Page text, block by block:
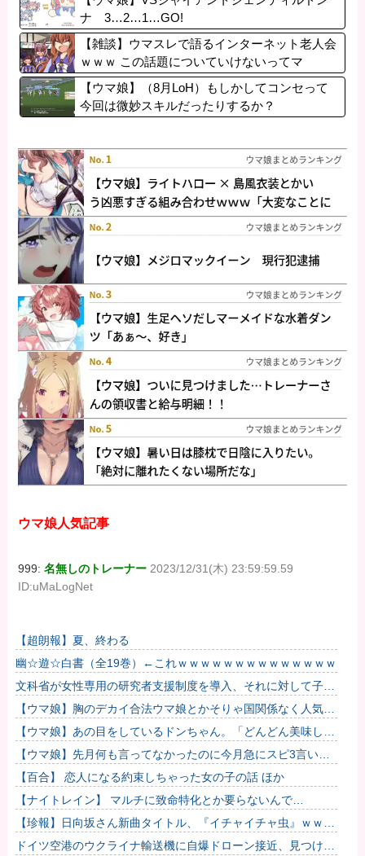
ナ 3…2…1…GO!
【雑談】ウマスレで語るインターネット老人会
ｗｗｗ この話題についていけないってマ
ジ…！？
【ウマ娘】（8月LoH）もしかしてコンセって
今回は微妙スキルだったりするか？
ウマ娘人気記事
999:名無しのトレーナー 2023/12/31(木) 23:59:59.59
ID:uMaLogNet
【超朗報】夏、終わる
幽☆遊☆白書（全19巻）←これｗｗｗｗｗｗｗｗｗｗｗｗｗｗ
文科省が女性専用の研究者支援制度を導入、それに対して子育
て負担に苦しむ若手男性研究者は……
【ウマ娘】胸のデカイ合法ウマ娘とかそりゃ国関係なく人気出
るわな
【ウマ娘】あの目をしているドンちゃん。「どんどん美味しく
実る…♡」
【ウマ娘】先月何も言ってなかったのに今月急にスピ3言い出
したのが怪しいよな。
【百合】 恋人になる約束しちゃった女の子の話 ほか
【ナイトレイン】 マルチに致命特化とか要らないんで…
【珍報】日向坂さん新曲タイトル、『イチャイチャ虫』ｗｗｗ
★2
ドイツ空港のウクライナ輸送機に自爆ドローン接近、見つけた